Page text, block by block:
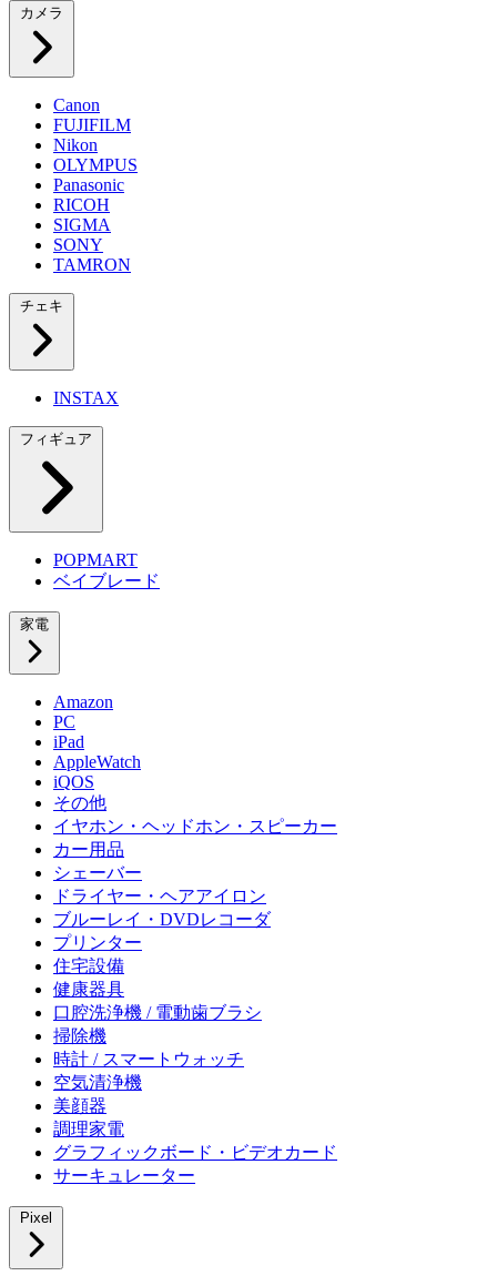
カメラ
Canon
FUJIFILM
Nikon
OLYMPUS
Panasonic
RICOH
SIGMA
SONY
TAMRON
チェキ
INSTAX
フィギュア
POPMART
ベイブレード
家電
Amazon
PC
iPad
AppleWatch
iQOS
その他
イヤホン・ヘッドホン・スピーカー
カー用品
シェーバー
ドライヤー・ヘアアイロン
ブルーレイ・DVDレコーダ
プリンター
住宅設備
健康器具
口腔洗浄機 / 電動歯ブラシ
掃除機
時計 / スマートウォッチ
空気清浄機
美顔器
調理家電
グラフィックボード・ビデオカード
サーキュレーター
Pixel